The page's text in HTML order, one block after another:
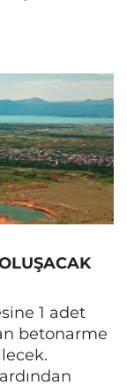
1 adet
betonarme